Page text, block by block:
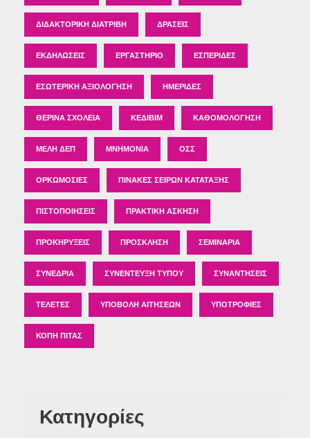
ΔΙΔΑΚΤΟΡΙΚΉ ΔΙΑΤΡΙΒΉ ΔΡΆΣΕΙΣ
ΕΚΔΗΛΏΣΕΙΣ ΕΡΓΑΣΤΉΡΙΟ ΕΣΠΕΡΊΔΕΣ
ΕΣΩΤΕΡΙΚΉ ΑΞΙΟΛΌΓΗΣΗ ΗΜΕΡΊΔΕΣ
ΘΕΡΙΝΆ ΣΧΟΛΕΊΑ ΚΕΔΙΒΙΜ ΚΑΘΟΜΟΛΌΓΗΣΗ
ΜΈΛΗ ΔΕΠ ΜΝΗΜΌΝΙΑ ΟΣΣ
ΟΡΚΩΜΟΣΊΕΣ ΠΊΝΑΚΕΣ ΣΕΙΡΏΝ ΚΑΤΆΤΑΞΗΣ
ΠΙΣΤΟΠΟΙΉΣΕΙΣ ΠΡΑΚΤΙΚΉ ΆΣΚΗΣΗ
ΠΡΟΚΗΡΎΞΕΙΣ ΠΡΌΣΚΛΗΣΗ ΣΕΜΙΝΆΡΙΑ
ΣΥΝΈΔΡΙΑ ΣΥΝΈΝΤΕΥΞΗ ΤΎΠΟΥ ΣΥΝΑΝΤΉΣΕΙΣ
ΤΕΛΕΤΈΣ ΥΠΟΒΟΛΉ ΑΙΤΉΣΕΩΝ ΥΠΟΤΡΟΦΊΕΣ
ΚΟΠΉ ΠΊΤΑΣ
Κατηγορίες